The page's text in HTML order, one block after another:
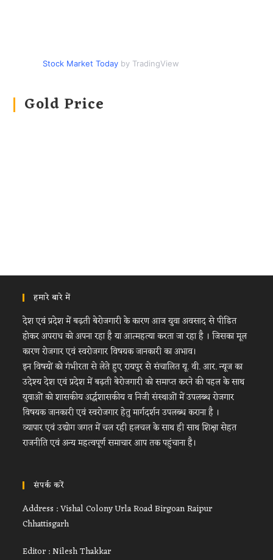
Stock Market Today by TradingView
Gold Price
हमारे बारे में
देश एवं प्रदेश में बढ़ती बेरोजगारी के कारण आज युवा अवसाद से पीडित
होकर अपराध को अपना रहा है या आत्महत्या करता जा रहा है । जिसका मूल
कारण रोजगार एवं स्वरोजगार विषयक जानकारी का अभाव।
इन विषयों को गंभीरता से लेते हुए रायपुर से संचालित यू. वी. आर. न्यूज का
उदेश्य देश एवं प्रदेश में बढ़ती बेरोजगारी को समाप्त करने की पहल के साथ
युवाओं को शासकीय अर्द्धशासकीय व निजी संस्थाओं में उपलब्ध रोजगार
विषयक जानकारी एवं स्वरोजगार हेतु मार्गदर्शन उपलब्ध कराना है ।
व्यापार एवं उद्योग जगत में चल रही हलचल के साथ ही साथ शिक्षा सेहत
राजनीति एवं अन्य महत्वपूर्ण समाचार आप तक पहुंचाना है।
संपर्क करें
Address : Vishal Colony Urla Road Birgoan Raipur
Chhattisgarh
Editor : Nilesh Thakkar